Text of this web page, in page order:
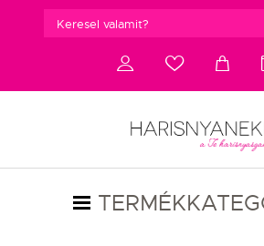
d c a